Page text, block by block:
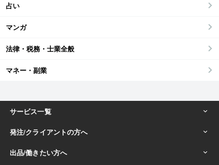
占い
マンガ
法律・税務・士業全般
マネー・副業